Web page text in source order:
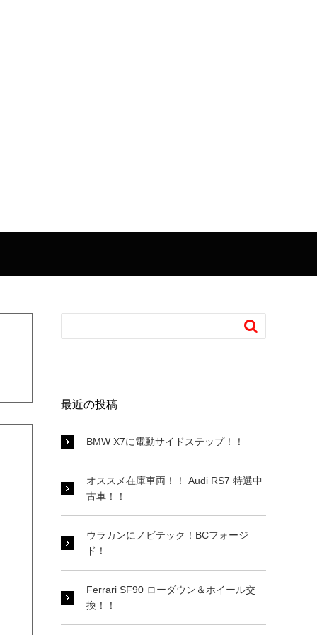

最近の投稿
BMW X7に電動サイドステップ！！
オススメ在庫車両！！ Audi RS7 特選中
古車！！
ウラカンにノビテック！BCフォージ
ド！
Ferrari SF90 ローダウン＆ホイール交
換！！